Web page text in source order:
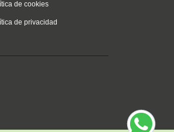
de cookies
de privacidad